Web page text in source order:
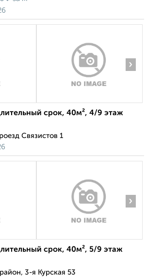
›
срок, 40м², 4/9 этаж
Связистов 1
›
срок, 40м², 5/9 этаж
3-я Курская 53